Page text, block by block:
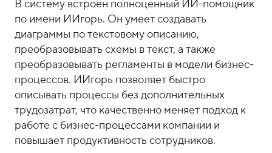
В систему встроен полноценный ИИ-помощник
по имени ИИгорь. Он умеет создавать
диаграммы по текстовому описанию,
преобразовывать схемы в текст, а также
преобразовывать регламенты в модели бизнес-
процессов. ИИгорь позволяет быстро
описывать процессы без дополнительных
трудозатрат, что качественно меняет подход к
работе с бизнес-процессами компании и
повышает продуктивность сотрудников.